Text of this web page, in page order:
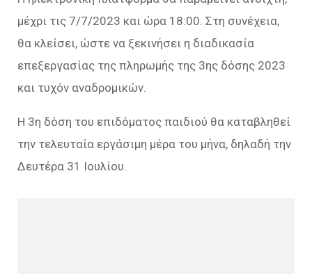
μέχρι τις 7/7/2023 και ώρα 18:00. Στη συνέχεια,
θα κλείσει, ώστε να ξεκινήσει η διαδικασία
επεξεργασίας της πληρωμής της 3ης δόσης 2023
και τυχόν αναδρομικών.
Η 3η δόση του επιδόματος παιδιού θα καταβληθεί
την τελευταία εργάσιμη μέρα του μήνα, δηλαδή την
Δευτέρα 31 Ιουλίου.